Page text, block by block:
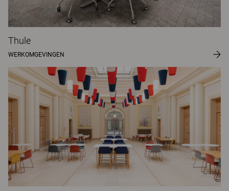
Thule
WERKOMGEVINGEN